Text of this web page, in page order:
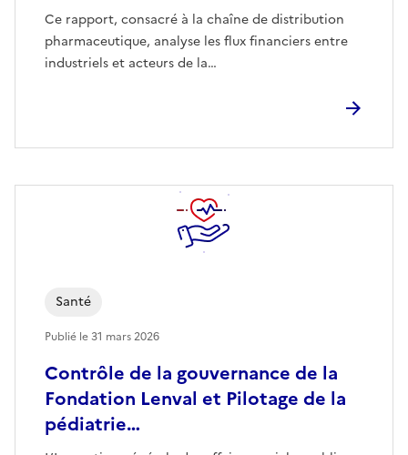
Ce rapport, consacré à la chaîne de distribution
pharmaceutique, analyse les flux financiers entre
industriels et acteurs de la…
Contrôle de la gouvernance de la
Fondation Lenval et Pilotage de la
pédiatrie…
Santé
Publié le31 mars 2026